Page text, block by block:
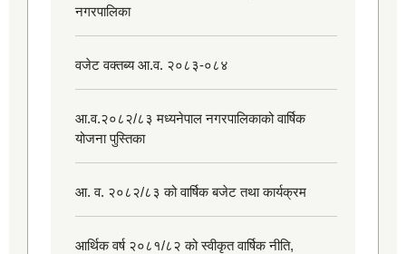
नगरपालिका
वजेट वक्तब्य आ.व. २०८३-०८४
आ.व.२०८२/८३ मध्यनेपाल नगरपालिकाको वार्षिक
योजना पुस्तिका
आ. व. २०८२/८३ को वार्षिक बजेट तथा कार्यक्रम
आर्थिक वर्ष २०८१/८२ को स्वीकृत वार्षिक नीति,